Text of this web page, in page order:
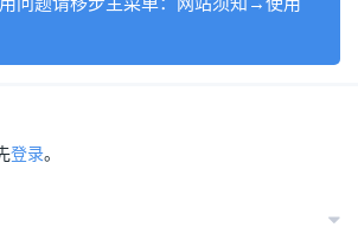
登录。